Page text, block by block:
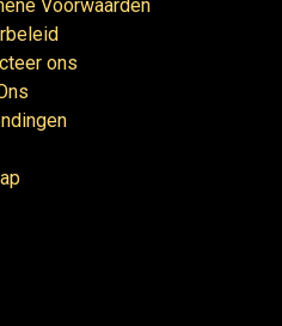
Voorwaarden
ons